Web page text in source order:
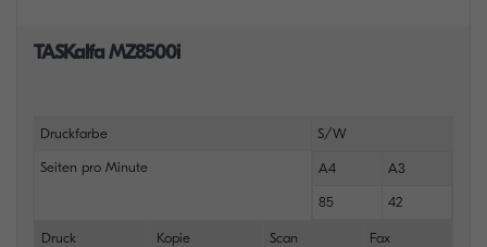
TASKalfa MZ8500i
Druckfarbe S/W
Seiten pro Minute A4 A3
85 42
Druck Kopie Scan Fax